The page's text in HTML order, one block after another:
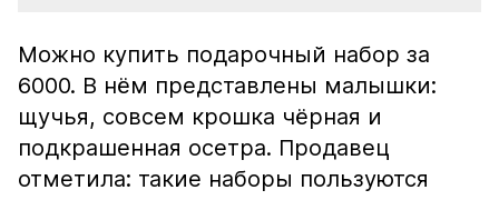
Можно купить подарочный набор за
6000. В нём представлены малышки:
щучья, совсем крошка чёрная и
подкрашенная осетра. Продавец
отметила: такие наборы пользуются